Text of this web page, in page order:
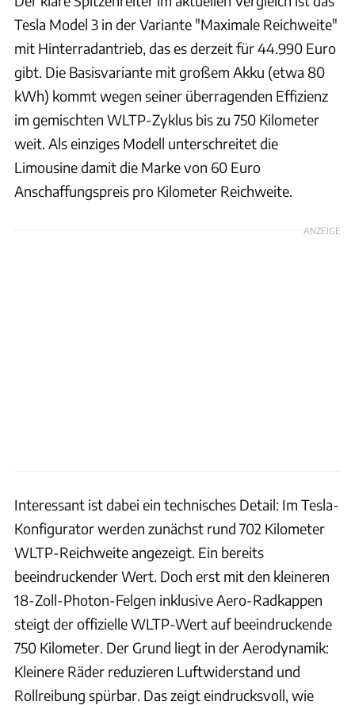
Tesla Model 3 in der Variante "Maximale Reichweite"
mit Hinterradantrieb, das es derzeit für 44.990 Euro
gibt. Die Basisvariante mit großem Akku (etwa 80
kWh) kommt wegen seiner überragenden Effizienz
im gemischten WLTP-Zyklus bis zu 750 Kilometer
weit. Als einziges Modell unterschreitet die
Limousine damit die Marke von 60 Euro
Anschaffungspreis pro Kilometer Reichweite.
ANZEIGE
Interessant ist dabei ein technisches Detail: Im Tesla-
Konfigurator werden zunächst rund 702 Kilometer
WLTP-Reichweite angezeigt. Ein bereits
beeindruckender Wert. Doch erst mit den kleineren
18-Zoll-Photon-Felgen inklusive Aero-Radkappen
steigt der offizielle WLTP-Wert auf beeindruckende
750 Kilometer. Der Grund liegt in der Aerodynamik:
Kleinere Räder reduzieren Luftwiderstand und
Rollreibung spürbar. Das zeigt eindrucksvoll, wie